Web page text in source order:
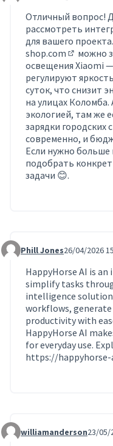
Отличный вопрос!
рассмотреть
для вашего
shop.com
(Lien
можно
освещения Xiaomi
регулируют
суток, что снизит
на улицах Коломба.
экологией, там же
зарядки городских
современно, и
Если нужно больше
подобрать
задачи 😊.
Commentaire 2273
Phill Jones26/04/2026
HappyHorse AI is
simplify tasks
intelligence
workflows,
productivity with
HappyHorse AI
for everyday use.
https://
Commentaire 2357
williamanderson23/05/